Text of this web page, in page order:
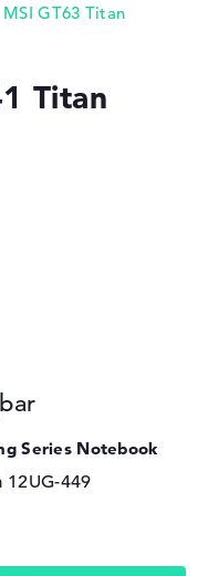
MSI GT63 Titan
Titan
Series Notebook
12UG-449